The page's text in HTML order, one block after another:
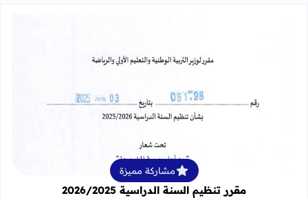
قراءة المزيد عن مقرر تنظيم السنة الدراسية
مشاركة مميزة
مقرر تنظيم السنة الدراسية 2026/2025